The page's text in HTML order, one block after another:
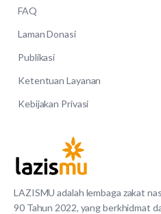
LAZISMU adalah lembaga zakat
90 Tahun 2022, yang berkhidmat
FAQ
Laman Donasi
Publikasi
Ketentuan Layanan
Kebijakan Privasi